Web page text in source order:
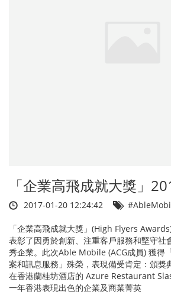
「企業高飛成就大獎」
2017-01-20 12:24:42
「企業高飛成就大獎」(High Flyers
表彰了因勇於創新、注重客戶服務和堅守社
秀企業。此次Able Mobile (ACG成員) 獲得
案和訊息服務」殊榮，表現備受肯定：頒獎
在香港蘭桂坊酒店的 Azure Restaurant
一年香港表現出色的企業及商業菁英